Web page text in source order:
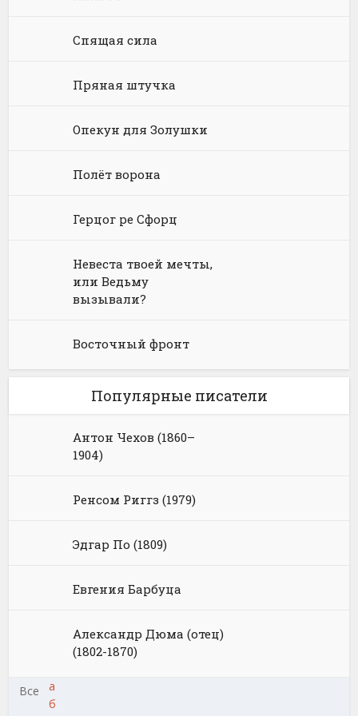
Юриспруденция, право
Научная фантастика
Попаданцы
Любовное фэнтези
Русское фэнтези
Юмористическое фэнтези
Спящая сила
Пряная штучка
Опекун для Золушки
Полёт ворона
Герцог ре Сфорц
Невеста твоей мечты,
или Ведьму
вызывали?
Восточный фронт
Популярные писатели
Антон Чехов (1860–
1904)
Ренсом Риггз (1979)
Эдгар По (1809)
Евгения Барбуца
Александр Дюма (отец)
(1802-1870)
Все
а
б